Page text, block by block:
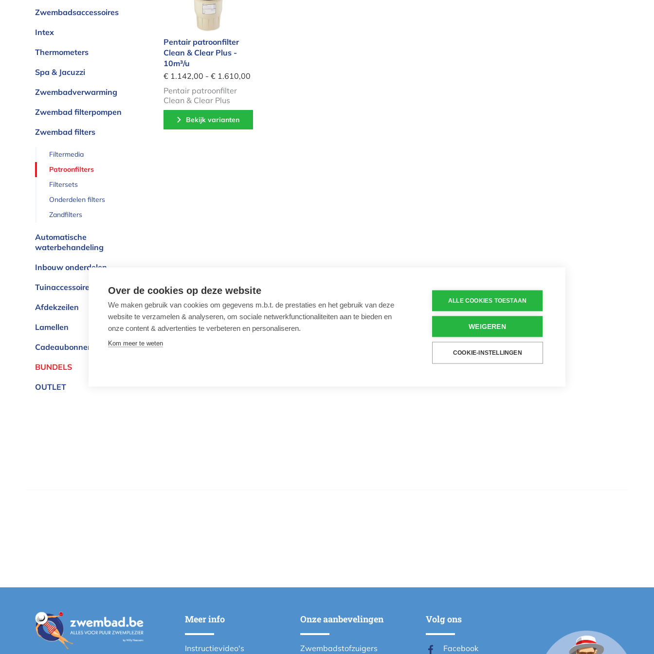
Zwembadsaccessoires
Intex
Thermometers
Spa & Jacuzzi
Zwembadverwarming
Zwembad filterpompen
Zwembad filters
Filtermedia
Patroonfilters
Filtersets
Onderdelen filters
Zandfilters
Automatische
waterbehandeling
Inbouw onderdelen
Tuinaccessoires
Afdekzeilen
Lamellen
Cadeaubonnen
BUNDELS
OUTLET
Pentair patroonfilter
Clean & Clear Plus -
10m³/u
€ 1.142,00 - € 1.610,00
Pentair patroonfilter
Clean & Clear Plus
Bekijk varianten
Meer info
Instructievideo's
Onze aanbevelingen
Zwembadstofzuigers
Volg ons
Facebook
Over de cookies op deze website
We maken gebruik van cookies om gegevens m.b.t. de prestaties en het gebruik van deze
website te verzamelen & analyseren, om sociale netwerkfunctionaliteiten aan te bieden en
onze content & advertenties te verbeteren en personaliseren.
Kom meer te weten
ALLE COOKIES TOESTAAN
WEIGEREN
COOKIE-INSTELLINGEN